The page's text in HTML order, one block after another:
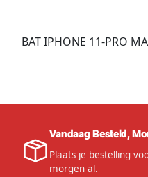
BAT IPHONE 11-PRO
Vandaag Besteld,
Plaats je bestelling
morgen al.